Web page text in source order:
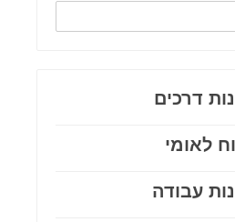
דרכים
לאומי
עבודה